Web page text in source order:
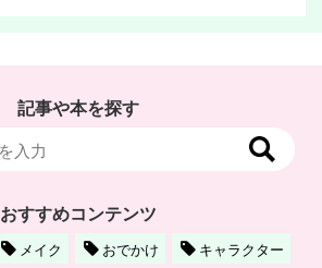
記事や本を探す
おすすめコンテンツ
メイク おでかけ
キャラクター